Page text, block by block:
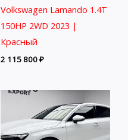
Volkswagen Lamando 1.4T
150HP 2WD 2023 |
Красный
2 115 800₽